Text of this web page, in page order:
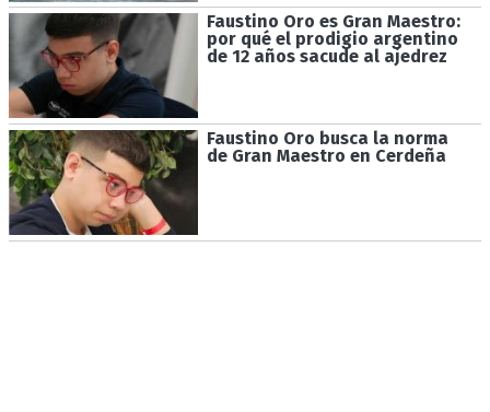
Faustino Oro es Gran Maestro:
por qué el prodigio argentino
de 12 años sacude al ajedrez
Faustino Oro busca la norma
de Gran Maestro en Cerdeña